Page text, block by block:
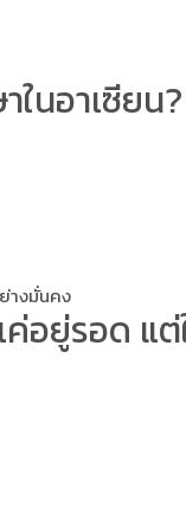
ในอาเซียน?
างมั่นคง
อยู่รอด แ